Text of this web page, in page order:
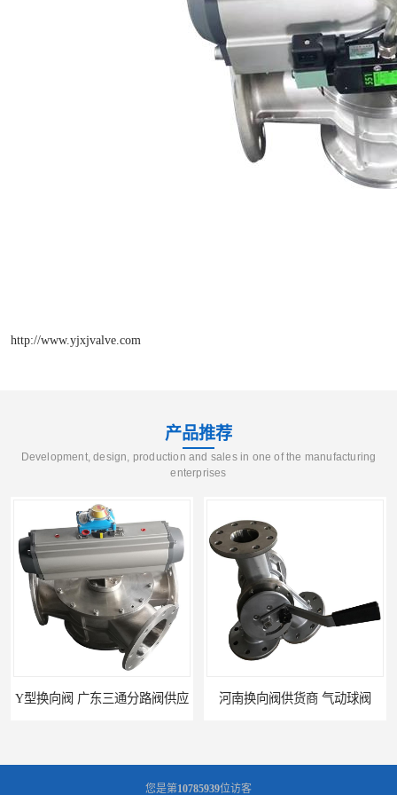
http://www.yjxjvalve.com
产品推荐
Development, design, production and sales in one of the manufacturing
enterprises
Y型换向阀 广东三通分路阀供应 河南换向阀供货商 气动球阀
您是第10785939位访客